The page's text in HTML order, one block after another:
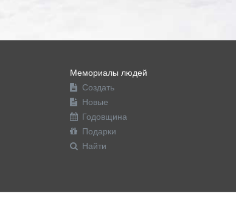
Мемориалы людей
Создать
Новые
Годовщина
Подарки
Найти